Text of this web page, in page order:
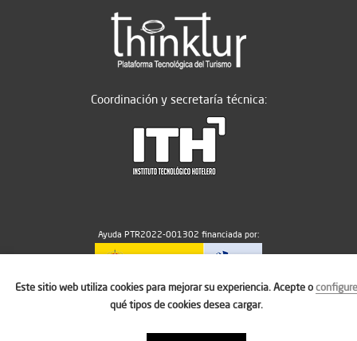
Coordinación y secretaría técnica:
Ayuda PTR2022-001302 financiada por:
MICIU/AEI/10.13039/501100011033
Este sitio web utiliza cookies para mejorar su experiencia. Acepte oconfigure
qué tipos de cookies desea cargar.